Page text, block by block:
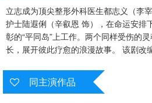
立志成为顶尖整形外科医生都志义（李
护士陆遐俐（辛叡恩 饰），在命运安排
彰的“平同岛”上工作。两个同样受伤的
长，展开彼此疗愈的浪漫故事。 该剧改
同主演作品